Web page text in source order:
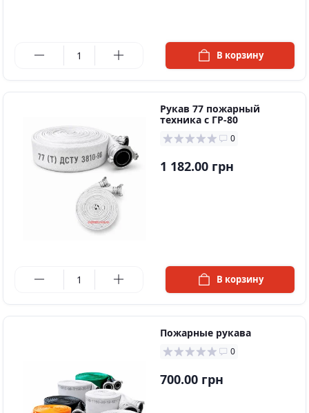
В корзину
Рукав 77 пожарный
техника с ГР-80
0
1 182.00 грн
В корзину
Пожарные рукава
0
700.00 грн